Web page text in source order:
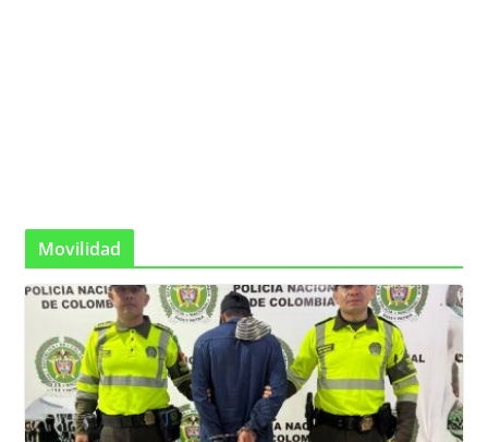
Movilidad